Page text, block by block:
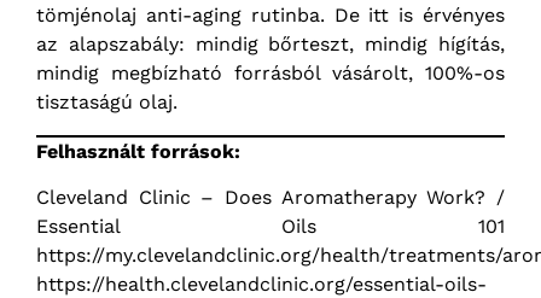
tömjénolaj anti-aging rutinba. De itt is érvényes
az alapszabály: mindig bőrteszt, mindig hígítás,
mindig megbízható forrásból vásárolt, 100%-os
tisztaságú olaj.
Felhasznált források:
Cleveland Clinic – Does Aromatherapy Work? /
Essential Oils 101
https://my.clevelandclinic.org/health/treatments/
https://health.clevelandclinic.org/essential-oils-